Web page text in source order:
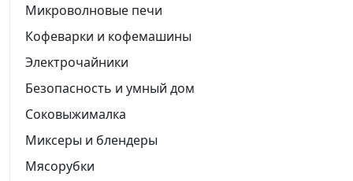
Микроволновые печи
Кофеварки и кофемашины
Электрочайники
Безопасность и умный дом
Соковыжималка
Миксеры и блендеры
Мясорубки